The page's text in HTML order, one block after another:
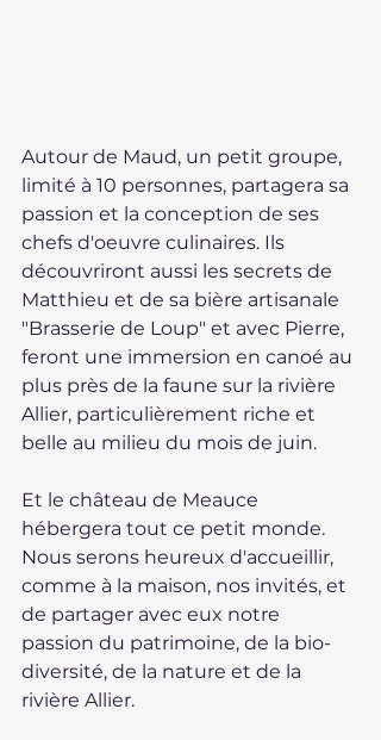
Autour de Maud, un petit groupe,
limité à 10 personnes, partagera sa
passion et la conception de ses
chefs d'oeuvre culinaires. Ils
découvriront aussi les secrets de
Matthieu et de sa bière artisanale
"Brasserie de Loup" et avec Pierre,
feront une immersion en canoé au
plus près de la faune sur la rivière
Allier, particulièrement riche et
belle au milieu du mois de juin.
Et le château de Meauce
hébergera tout ce petit monde.
Nous serons heureux d'accueillir,
comme à la maison, nos invités, et
de partager avec eux notre
passion du patrimoine, de la bio-
diversité, de la nature et de la
rivière Allier.